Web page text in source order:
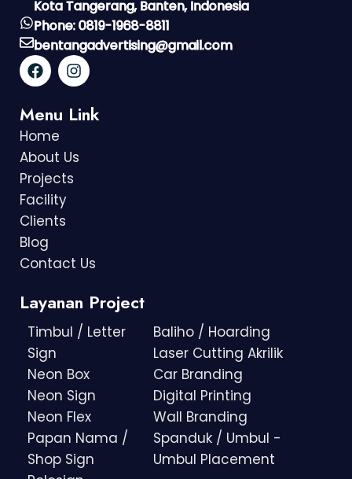
Kota Tangerang, Banten, Indonesia
Phone: 0819-1968-8811
bentangadvertising@gmail.com
Menu Link
Home
About Us
Projects
Facility
Clients
Blog
Contact Us
Layanan Project
Timbul / Letter
Sign
Neon Box
Neon Sign
Neon Flex
Papan Nama /
Shop Sign
Baliho / Hoarding
Laser Cutting Akrilik
Car Branding
Digital Printing
Wall Branding
Spanduk / Umbul -
Umbul Placement